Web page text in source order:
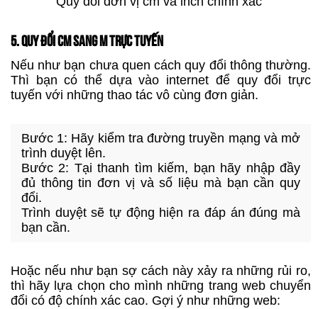
5. QUY ĐỔI CM SANG M TRỰC TUYẾN
Nếu như bạn chưa quen cách quy đổi thông thường.
Thì bạn có thể dựa vào internet để quy đổi trực
tuyến với những thao tác vô cùng đơn giản.
Bước 1: Hãy kiểm tra đường truyền mạng và mở
trình duyệt lên.
Bước 2: Tại thanh tìm kiếm, bạn hãy nhập đầy
đủ thông tin đơn vị và số liệu mà bạn cần quy
đổi.
Trình duyệt sẽ tự động hiện ra đáp án đúng mà
bạn cần.
Hoặc nếu như bạn sợ cách này xảy ra những rủi ro,
thì hãy lựa chọn cho mình những trang web chuyển
đổi có độ chính xác cao. Gợi ý như những web: